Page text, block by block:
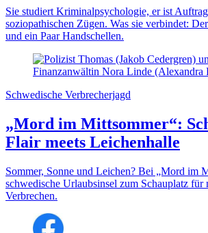
Sie studiert Kriminalpsychologie, er ist
soziopathischen Zügen. Was sie verbindet:
und ein Paar Handschellen.
Schwedische Verbrecherjagd
„Mord im Mittsommer“:
Flair meets Leichenhalle
Sommer, Sonne und Leichen? Bei „Mord im
schwedische Urlaubsinsel zum Schauplatz für
Verbrechen.